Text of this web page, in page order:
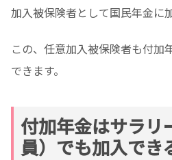
加入被保険者として国民年金に
この、任意加入被保険者も付加
できます。
付加年金はサラリ
員）でも加入でき